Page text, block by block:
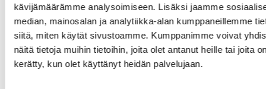
kävijämäärämme analysoimiseen. Lisäksi jaamme
median, mainosalan ja analytiikka-alan kumppaneillemme
siitä, miten käytät sivustoamme. Kumppanimme voivat
näitä tietoja muihin tietoihin, joita olet antanut heille tai joita
kerätty, kun olet käyttänyt heidän palvelujaan.
Tutustu Vitality and -konsernin
kasvutarinaan!